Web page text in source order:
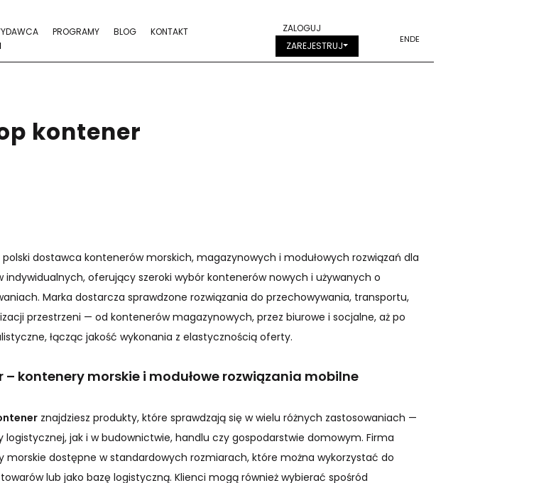
ENDE
ZALOGUJ
ZAREJESTRUJ
PROGRAMY BLOG
KONTAKT
kontener
polski dostawca kontenerów morskich, magazynowych i modułowych rozwiązań dla
indywidualnych, oferujący szeroki wybór kontenerów nowych i używanych o
Marka dostarcza sprawdzone rozwiązania do przechowywania, transportu,
przestrzeni — od kontenerów magazynowych, przez biurowe i socjalne, aż po
łącząc jakość wykonania z elastycznością oferty.
– kontenery morskie i modułowe rozwiązania mobilne
znajdziesz produkty, które sprawdzają się w wielu różnych zastosowaniach —
logistycznej, jak i w budownictwie, handlu czy gospodarstwie domowym. Firma
morskie dostępne w standardowych rozmiarach, które można wykorzystać do
lub jako bazę logistyczną. Klienci mogą również wybierać spośród